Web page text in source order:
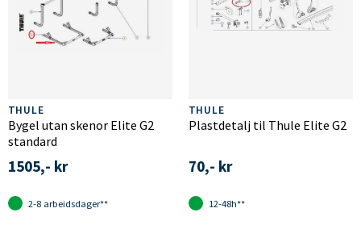
THULE
Bygel utan skenor Elite G2
standard
1505,- kr
2-8 arbeidsdager**
THULE
Plastdetalj til Thule Elite G2
70,- kr
12-48h**